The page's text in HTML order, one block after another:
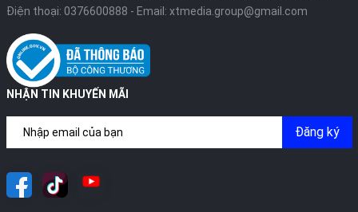
Điện thoại: 0376600888 - Email: xtmedia.group@gmail.com
NHẬN TIN KHUYẾN MÃI
Đăng ký